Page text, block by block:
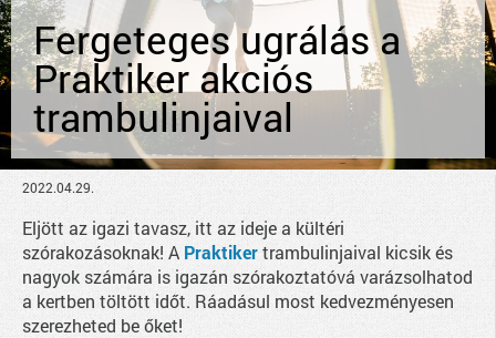
Fergeteges ugrálás a
Praktiker akciós
trambulinjaival
2022.04.29.
Eljött az igazi tavasz, itt az ideje a kültéri
szórakozásoknak! A Praktikertrambulinjaival kicsik és
nagyok számára is igazán szórakoztatóvá varázsolhatod
a kertben töltött időt. Ráadásul most kedvezményesen
szerezheted be őket!